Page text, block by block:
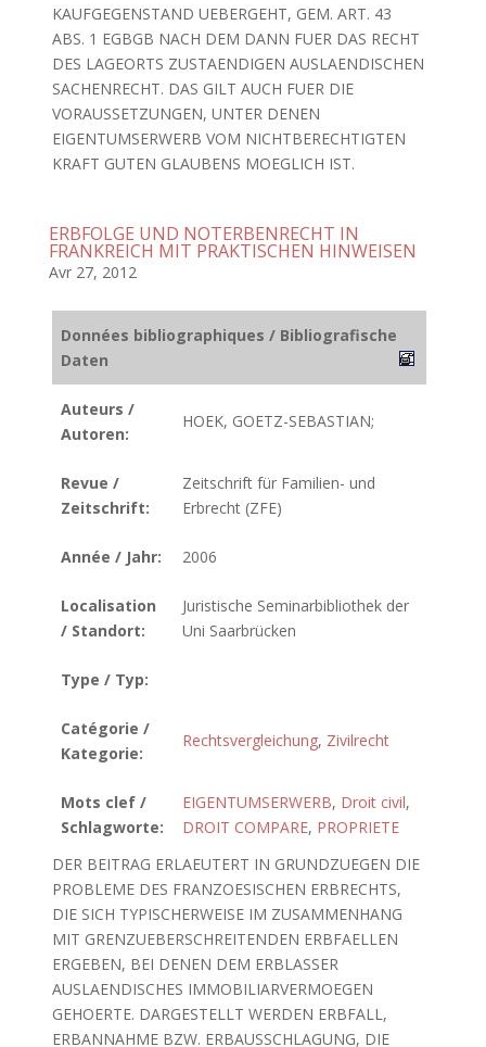
KAUFGEGENSTAND UEBERGEHT, GEM. ART. 43
ABS. 1 EGBGB NACH DEM DANN FUER DAS RECHT
DES LAGEORTS ZUSTAENDIGEN AUSLAENDISCHEN
SACHENRECHT. DAS GILT AUCH FUER DIE
VORAUSSETZUNGEN, UNTER DENEN
EIGENTUMSERWERB VOM NICHTBERECHTIGTEN
KRAFT GUTEN GLAUBENS MOEGLICH IST.
ERBFOLGE UND NOTERBENRECHT IN
FRANKREICH MIT PRAKTISCHEN HINWEISEN
Avr 27, 2012
Données bibliographiques / Bibliografische
Daten
Auteurs /
Autoren:
HOEK, GOETZ-SEBASTIAN;
Revue /
Zeitschrift:
Zeitschrift für Familien- und
Erbrecht (ZFE)
Année / Jahr: 2006
Localisation
/ Standort:
Juristische Seminarbibliothek der
Uni Saarbrücken
Type / Typ:
Catégorie /
Kategorie:
Rechtsvergleichung, Zivilrecht
Mots clef /
Schlagworte:
EIGENTUMSERWERB, Droit civil,
DROIT COMPARE, PROPRIETE
DER BEITRAG ERLAEUTERT IN GRUNDZUEGEN DIE
PROBLEME DES FRANZOESISCHEN ERBRECHTS,
DIE SICH TYPISCHERWEISE IM ZUSAMMENHANG
MIT GRENZUEBERSCHREITENDEN ERBFAELLEN
ERGEBEN, BEI DENEN DEM ERBLASSER
AUSLAENDISCHES IMMOBILIARVERMOEGEN
GEHOERTE. DARGESTELLT WERDEN ERBFALL,
ERBANNAHME BZW. ERBAUSSCHLAGUNG, DIE